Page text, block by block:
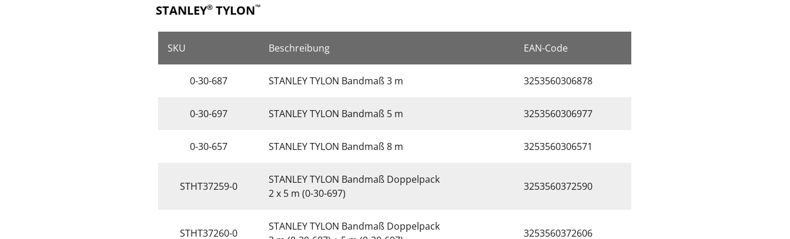
STANLEY® TYLON™
SKU Beschreibung EAN-Code
0-30-687 STANLEY TYLON Bandmaß 3 m 3253560306878
0-30-697 STANLEY TYLON Bandmaß 5 m 3253560306977
0-30-657 STANLEY TYLON Bandmaß 8 m 3253560306571
STHT37259-0
STANLEY TYLON Bandmaß Doppelpack
2 x 5 m (0-30-697)
3253560372590
STHT37260-0
STANLEY TYLON Bandmaß Doppelpack
3253560372606